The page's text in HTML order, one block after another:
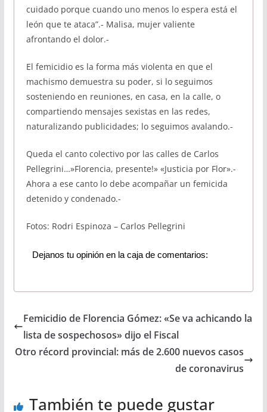
cuidado porque cuando uno menos lo espera está el
león que te ataca”.- Malisa, mujer valiente
afrontando el dolor.-
El femicidio es la forma más violenta en que el
machismo demuestra su poder, si lo seguimos
sosteniendo en reuniones, en casa, en la calle, o
compartiendo mensajes sexistas en las redes,
naturalizando publicidades; lo seguimos avalando.-
Queda el canto colectivo por las calles de Carlos
Pellegrini…»Florencia, presente!» «Justicia por Flor».-
Ahora a ese canto lo debe acompañar un femicida
detenido y condenado.-
Fotos: Rodri Espinoza – Carlos Pellegrini
Dejanos tu opinión en la caja de comentarios:
Femicidio de Florencia Gómez: «Se va achicando la
lista de sospechosos» dijo el Fiscal
Otro récord provincial: más de 2.600 nuevos casos
de coronavirus
También te puede gustar